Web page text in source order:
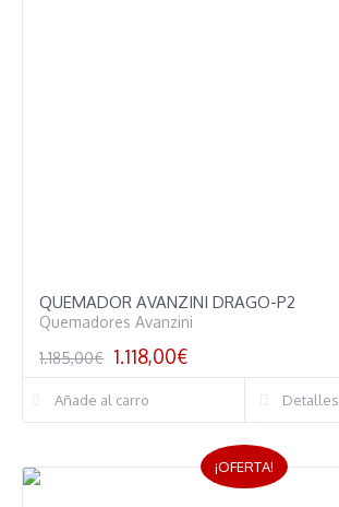
QUEMADOR AVANZINI DRAGO-P2
Quemadores Avanzini
1.185,00€ 1.118,00€
Añade al carro Detalles
¡OFERTA!